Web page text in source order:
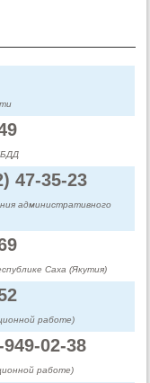
47-35-23
административного
Саха (Якутия)
работе)
02-38
работе)